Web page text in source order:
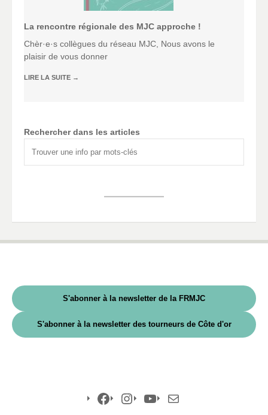
La rencontre régionale des MJC approche !
Chèr·e·s collègues du réseau MJC, Nous avons le
plaisir de vous donner
LIRE LA SUITE →
Rechercher dans les articles
S'abonner à la newsletter de la FRMJC
S'abonner à la newsletter des tourneurs de Côte d'or
Facebook